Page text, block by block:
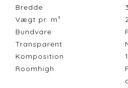
Bredde
Vægt pr. m²
Bundvare
Transparent
Komposition
Roomhigh